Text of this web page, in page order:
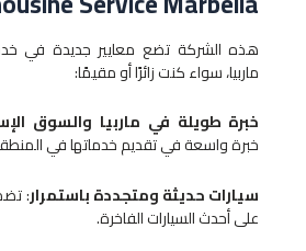
هذه الشركة تضع معايير جديدة في
ماربيا، سواء كنت زائرًا أو مقيمًا:
خبرة طويلة في ماربيا والسوق
خبرة واسعة في تقديم خدماتها في
سيارات حديثة ومتجددة باستمرار:
على أحدث السيارات الفاخرة.